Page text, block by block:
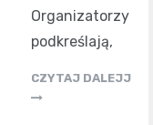
Organizatorzy
podkreślają,
CZYTAJ DALEJJ